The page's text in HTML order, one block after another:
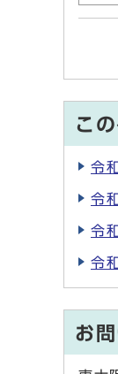
こ
令
令
令
令
お